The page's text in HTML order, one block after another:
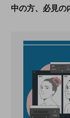
中の方、必見の